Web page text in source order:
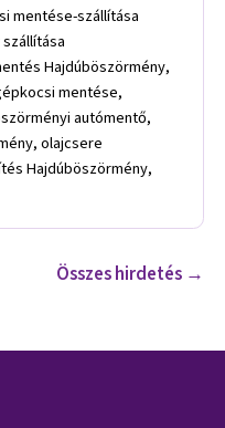
Összes hirdetés →